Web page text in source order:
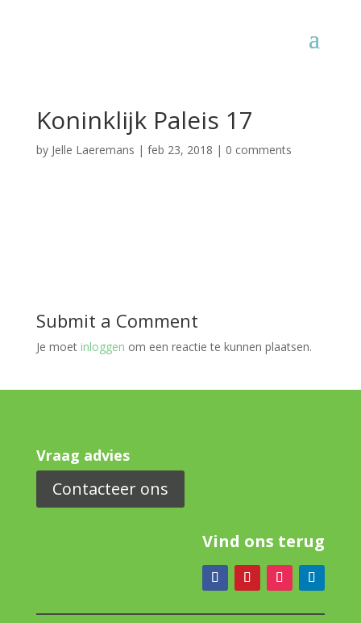
Koninklijk Paleis 17
by Jelle Laeremans | feb 23, 2018 | 0 comments
Submit a Comment
Je moet inloggen om een reactie te kunnen plaatsen.
Vraag advies
Contacteer ons
Vind ons terug